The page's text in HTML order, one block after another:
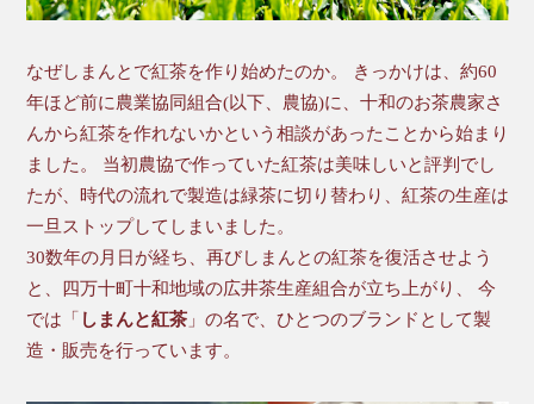
なぜしまんとで紅茶を作り始めたのか。 きっかけは、約60
年ほど前に農業協同組合(以下、農協)に、十和のお茶農家さ
んから紅茶を作れないかという相談があったことから始まり
ました。 当初農協で作っていた紅茶は美味しいと評判でし
たが、時代の流れで製造は緑茶に切り替わり、紅茶の生産は
一旦ストップしてしまいました。
30数年の月日が経ち、再びしまんとの紅茶を復活させよう
と、四万十町十和地域の広井茶生産組合が立ち上がり、 今
では「 しまんと紅茶」の名で、ひとつのブランドとして製
造・販売を行っています。